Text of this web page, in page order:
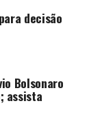
decisão
Bolsonaro
assista